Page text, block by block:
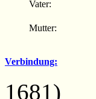
Vater:
Mutter:
Verbindung:
1681)